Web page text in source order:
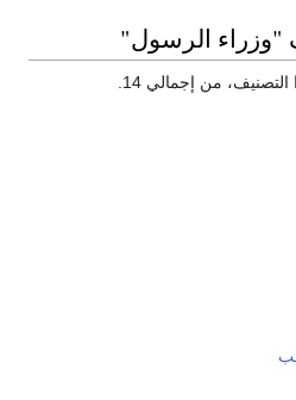
"وزراء الرسول"